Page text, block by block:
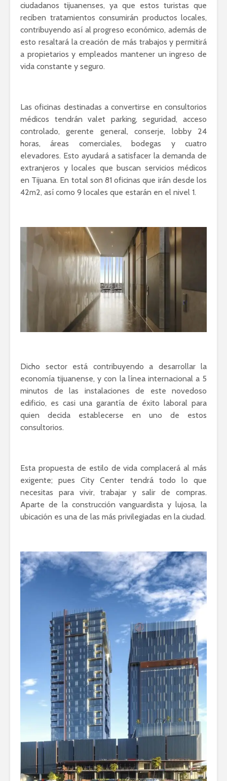
ciudadanos tijuanenses, ya que estos turistas que
reciben tratamientos consumirán productos locales,
contribuyendo así al progreso económico, además de
esto resaltará la creación de más trabajos y permitirá
a propietarios y empleados mantener un ingreso de
vida constante y seguro.
Las oficinas destinadas a convertirse en consultorios
médicos tendrán valet parking, seguridad, acceso
controlado, gerente general, conserje, lobby 24
horas, áreas comerciales, bodegas y cuatro
elevadores. Esto ayudará a satisfacer la demanda de
extranjeros y locales que buscan servicios médicos
en Tijuana. En total son 81 oficinas que irán desde los
42m2, así como 9 locales que estarán en el nivel 1.
Dicho sector está contribuyendo a desarrollar la
economía tijuanense, y con la línea internacional a 5
minutos de las instalaciones de este novedoso
edificio, es casi una garantía de éxito laboral para
quien decida establecerse en uno de estos
consultorios.
Esta propuesta de estilo de vida complacerá al más
exigente; pues City Center tendrá todo lo que
necesitas para vivir, trabajar y salir de compras.
Aparte de la construcción vanguardista y lujosa, la
ubicación es una de las más privilegiadas en la ciudad.